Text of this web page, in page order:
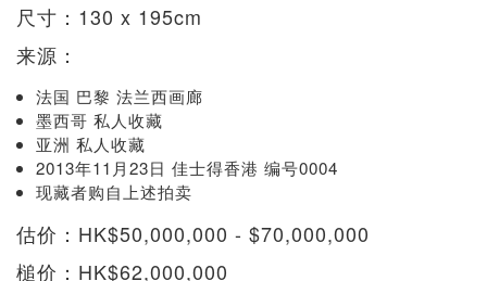
尺寸：130 x 195cm
来源：
法国 巴黎 法兰西画廊
墨西哥 私人收藏
亚洲 私人收藏
2013年11月23日 佳士得香港 编号0004
现藏者购自上述拍卖
估价：HK$50,000,000 - $70,000,000
槌价：HK$62,000,000